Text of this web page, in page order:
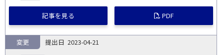
記事を見る PDF
2023-04-21
変更